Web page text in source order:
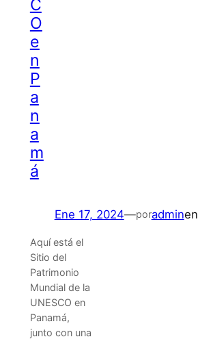
C
O
e
n
P
a
n
a
m
á
Ene 17, 2024—poradminen
Aquí está el
Sitio del
Patrimonio
Mundial de la
UNESCO en
Panamá,
junto con una